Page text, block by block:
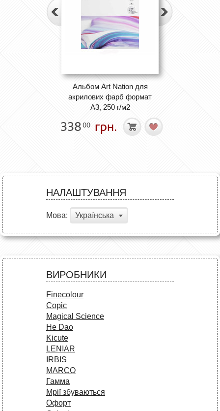
Альбом Art Nation для
акрилових фарб формат
А3, 250 г/м2
33800 грн.
НАЛАШТУВАННЯ
Мова: Українська
ВИРОБНИКИ
Finecolour
Copic
Magical Science
He Dao
Kicute
LENIAR
IRBIS
MARCO
Гамма
Мрії збуваються
Офорт